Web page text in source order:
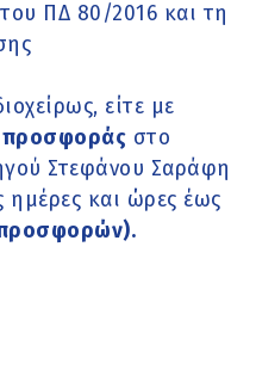
ΠΔ 80/2016 και τη
είτε με
στο
Στεφάνου Σαράφη
ημέρες και ώρες έως
προσφορών).